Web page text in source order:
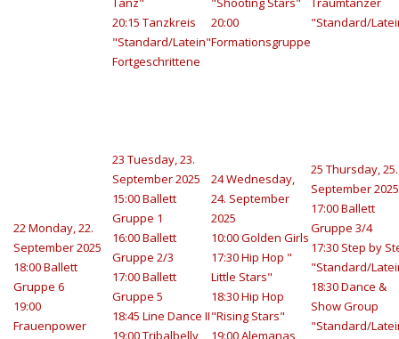
20:15 Tanzkreis
"Standard/Latein"
Fortgeschrittene
20:00
Formationsgruppe
"Standard/
22Monday, 22.
September 2025
18:00 Ballett
Gruppe 6
19:00
Frauenpower
23 Tuesday, 23.
September 2025
15:00 Ballett
Gruppe 1
16:00 Ballett
Gruppe 2/3
17:00 Ballett
Gruppe 5
18:45 Line Dance II
19:00 Tribalbelly
24Wednesday,
24. September
2025
10:00 Golden Girls
17:30 Hip Hop "
Little Stars"
18:30 Hip Hop
"Rising Stars"
19:00 Alemanas
25 Thursday, 25.
September 2025
17:00 Ballett
Gruppe 3/4
17:30 Step by
"Standard/
18:30 Dance &
Show Group
"Standard/